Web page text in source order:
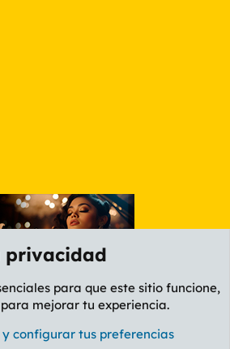
AMARILLO
privacidad
para que este sitio funcione,
mejorar tu experiencia.
configurar tus preferencias